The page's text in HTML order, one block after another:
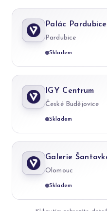
Palác Pardubice
Pardubice
Skladem
IGY Centrum
České Budějovice
Skladem
Galerie
Olomouc
Skladem